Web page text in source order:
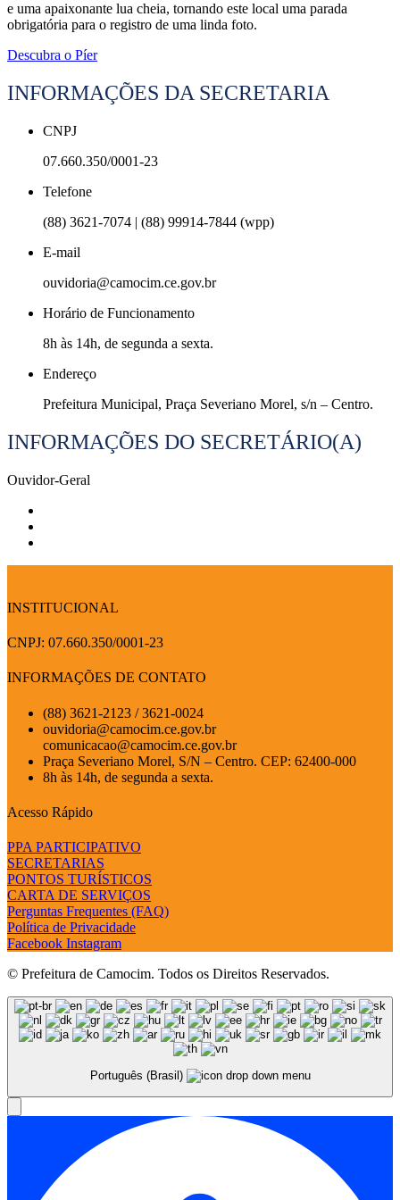
e uma apaixonante lua cheia, tornando este local uma parada
obrigatória para o registro de uma linda foto.
Descubra o Píer
INFORMAÇÕES DA SECRETARIA
CNPJ
07.660.350/0001-23
Telefone
(88) 3621-7074 | (88) 99914-7844 (wpp)
E-mail
ouvidoria@camocim.ce.gov.br
Horário de Funcionamento
8h às 14h, de segunda a sexta.
Endereço
Prefeitura Municipal, Praça Severiano Morel, s/n – Centro.
INFORMAÇÕES DO SECRETÁRIO(A)
Ouvidor-Geral
INSTITUCIONAL
CNPJ: 07.660.350/0001-23
INFORMAÇÕES DE CONTATO
(88) 3621-2123 / 3621-0024
ouvidoria@camocim.ce.gov.br
comunicacao@camocim.ce.gov.br
Praça Severiano Morel, S/N – Centro. CEP: 62400-000
8h às 14h, de segunda a sexta.
Acesso Rápido
PPA PARTICIPATIVO
SECRETARIAS
PONTOS TURÍSTICOS
CARTA DE SERVIÇOS
Perguntas Frequentes (FAQ)
Política de Privacidade
Facebook Instagram
© Prefeitura de Camocim. Todos os Direitos Reservados.
Português (Brasil)